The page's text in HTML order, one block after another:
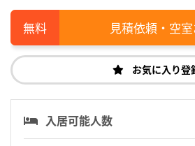
見積依頼・空
お気に入り登
入居可能人数